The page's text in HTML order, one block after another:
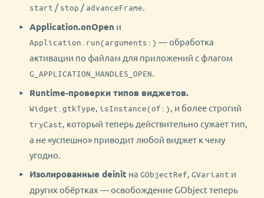
start / stop / advanceFrame
Application.onOpen и
Application.run(arguments:) — обработка
активации по файлам для приложений с флагом
G_APPLICATION_HANDLES_OPEN
Runtime-проверки типов виджетов.
Widget.gtkType isInstance(of:) , и более строгий
tryCast , который теперь действительно сужает тип,
а не «успешно» приводит любой виджет к чему
угодно.
Изолированные deinit на GObjectRef GVariant и
других обёртках — освобождение GObject теперь